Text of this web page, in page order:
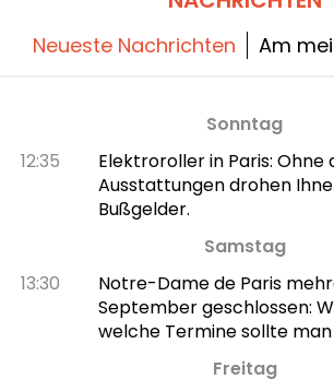
Neueste Nachrichten Am
Sonntag
12:35
Elektroroller in Paris: Ohne
Ausstattungen drohen
Bußgelder.
Samstag
13:30
Notre-Dame de Paris
September geschlossen:
welche Termine sollte
Freitag